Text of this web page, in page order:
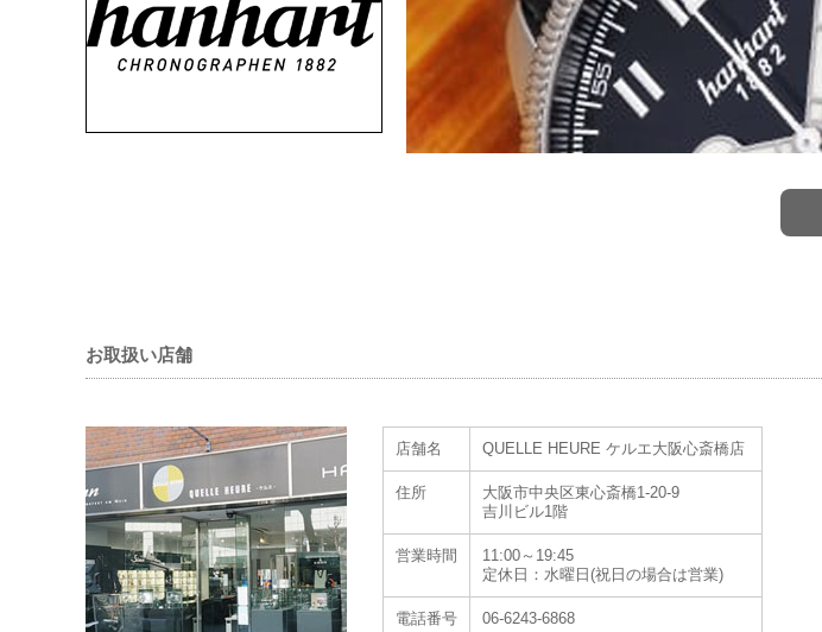
ルト」。
お取扱い店舗
店舗名 QUELLE HEURE ケルエ大阪心斎橋店
住所
大阪市中央区東心斎橋1-20-9
吉川ビル1階
営業時間
11:00～19:45
定休日：水曜日(祝日の場合は営業)
電話番号 06-6243-6868